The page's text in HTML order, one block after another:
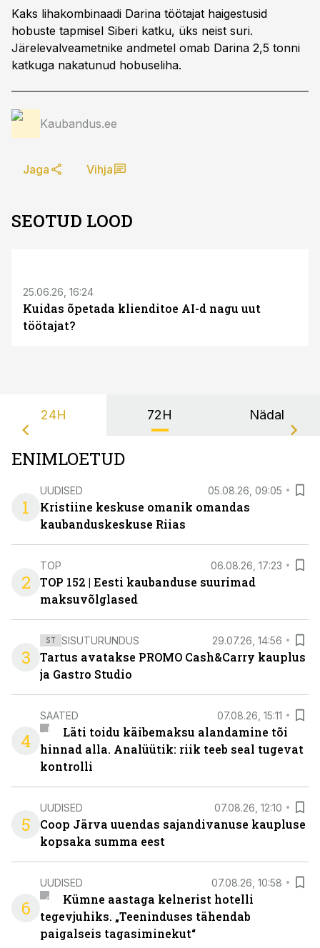
Kaks lihakombinaadi Darina töötajat haigestusid
hobuste tapmisel Siberi katku, üks neist suri.
Järelevalveametnike andmetel omab Darina 2,5 tonni
katkuga nakatunud hobuseliha.
Kaubandus.ee
Jaga Vihja
SEOTUD LOOD
25.06.26, 16:24
Kuidas õpetada klienditoe AI-d nagu uut
töötajat?
24H 72H Nädal
ENIMLOETUD
1
UUDISED 05.08.26, 09:05
Kristiine keskuse omanik omandas
kaubanduskeskuse Riias
2
TOP 06.08.26, 17:23
TOP 152 | Eesti kaubanduse suurimad
maksuvõlglased
3
ST SISUTURUNDUS 29.07.26, 14:56
Tartus avatakse PROMO Cash&Carry kauplus
ja Gastro Studio
4
SAATED 07.08.26, 15:11
Läti toidu käibemaksu alandamine tõi
hinnad alla. Analüütik: riik teeb seal tugevat
kontrolli
5
UUDISED 07.08.26, 12:10
Coop Järva uuendas sajandivanuse kaupluse
kopsaka summa eest
6
UUDISED 07.08.26, 10:58
Kümne aastaga kelnerist hotelli
tegevjuhiks. „Teeninduses tähendab
paigalseis tagasiminekut“